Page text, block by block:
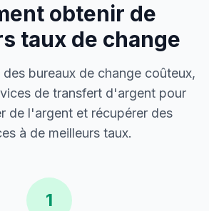
obtenir de
taux de change
bureaux de change coûteux,
de transfert d'argent pour
de l'argent et récupérer des
à de meilleurs taux.
1